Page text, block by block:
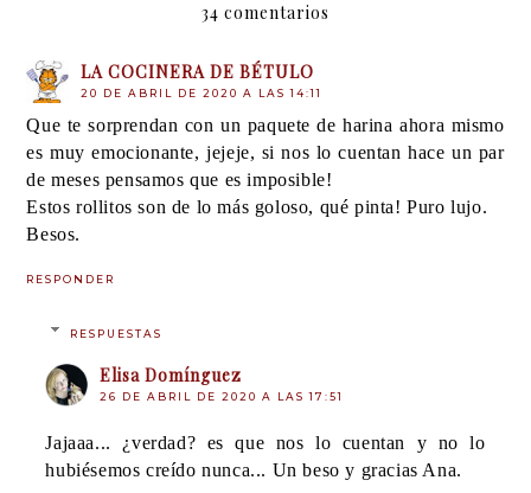
34 comentarios
LA COCINERA DE BÉTULO
20 DE ABRIL DE 2020 A LAS 14:11
Que te sorprendan con un paquete de harina ahora mismo
es muy emocionante, jejeje, si nos lo cuentan hace un par
de meses pensamos que es imposible!
Estos rollitos son de lo más goloso, qué pinta! Puro lujo.
Besos.
RESPONDER
RESPUESTAS
Elisa Domínguez
26 DE ABRIL DE 2020 A LAS 17:51
Jajaaa... ¿verdad? es que nos lo cuentan y no lo
hubiésemos creído nunca... Un beso y gracias Ana.